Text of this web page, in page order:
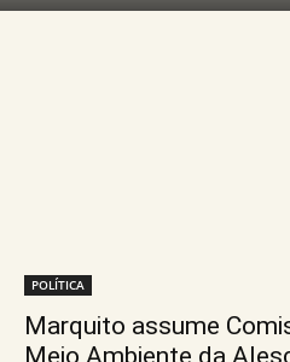
POLÍTICA
Marquito assume
Meio Ambiente da